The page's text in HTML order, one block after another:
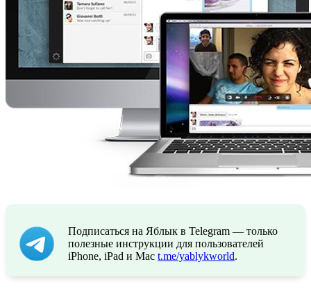
Подписаться на Яблык в Telegram — только
полезные инструкции для пользователей
iPhone, iPad и Mac t.me/yablykworld.